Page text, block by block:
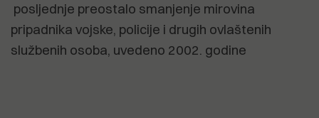
posljednje preostalo smanjenje mirovina
pripadnika vojske, policije i drugih ovlaštenih
službenih osoba, uvedeno 2002. godine